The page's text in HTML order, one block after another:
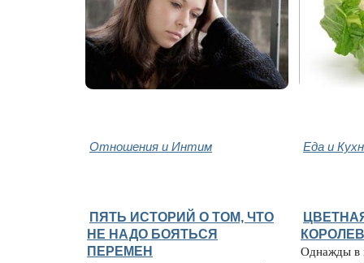
Отношения и Интим Еда и
ПЯТЬ ИСТОРИЙ О ТОМ, ЧТО
НЕ НАДО БОЯТЬСЯ
ПЕРЕМЕН
Однажды в